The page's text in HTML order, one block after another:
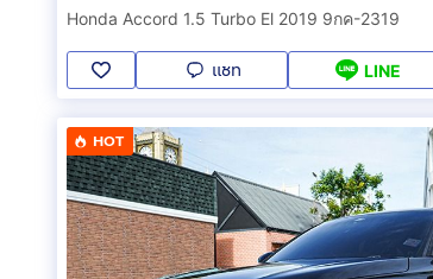
Honda Accord 1.5 Turbo El 2019 9กค-2319
แชท LINE
HOT